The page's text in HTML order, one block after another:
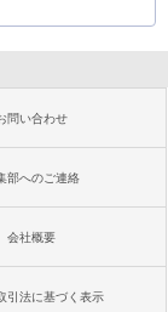
問い合わせ
部へのご連絡
会社概要
引法に基づく表示